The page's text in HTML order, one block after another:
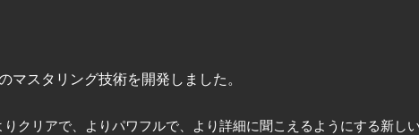
スタリング技術を開発しました。
クリアで、よりパワフルで、より詳細に聞こえるようにする新し